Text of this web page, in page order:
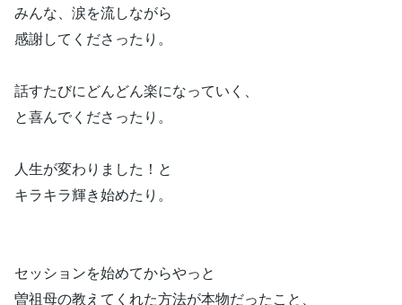
みんな、涙を流しながら
感謝してくださったり。
話すたびにどんどん楽になっていく、
と喜んでくださったり。
人生が変わりました！と
キラキラ輝き始めたり。
セッションを始めてからやっと
曽祖母の教えてくれた方法が本物だったこと、